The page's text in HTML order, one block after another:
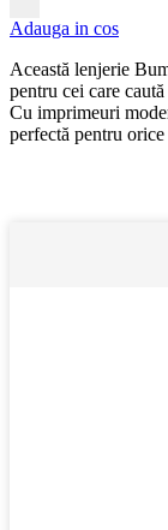
Adauga in cos
Această lenjerie
pentru cei care
Cu imprimeuri
perfectă pentru